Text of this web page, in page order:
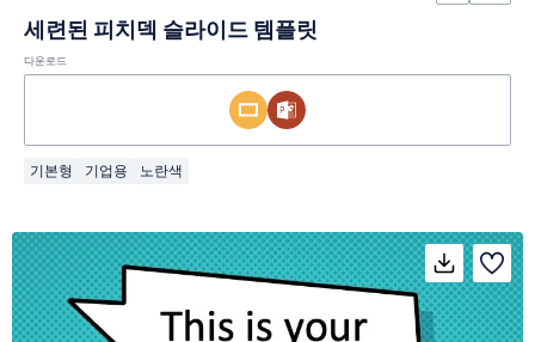
세련된 피치덱 슬라이드 템플릿
다운로드
기본형 기업용 노란색